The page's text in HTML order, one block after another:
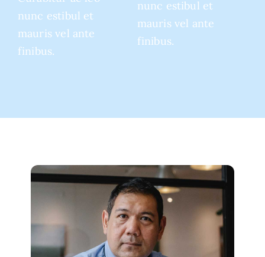
nunc estibul et
mauris vel ante
finibus.
nunc estibul et
mauris vel ante
finibus.